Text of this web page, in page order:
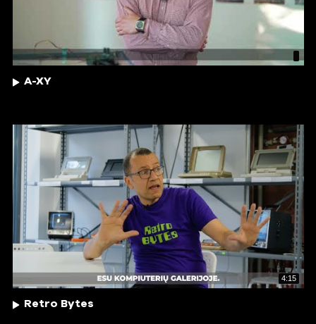
A-XY
4:15
Retro Bytes